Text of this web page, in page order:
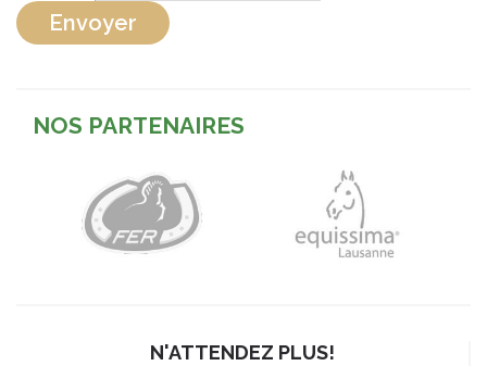
Envoyer
NOS PARTENAIRES
N'ATTENDEZ PLUS!